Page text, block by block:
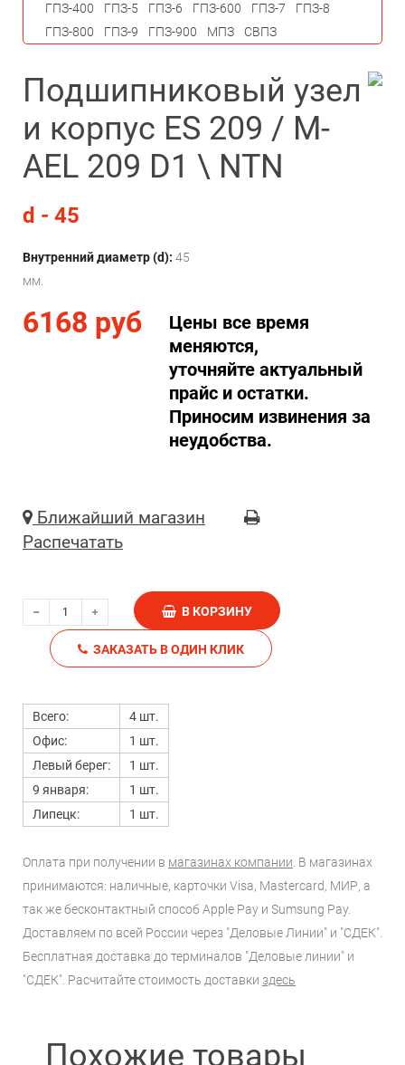
Подшипниковый узел
и корпус ES 209 / M-
AEL 209 D1 \ NTN
d - 45
Внутренний диаметр (d): 45
мм.
6168 руб
Цены все время
меняются,
уточняйте актуальный
прайс и остатки.
Приносим извинения за
неудобства.
Ближайший магазин
Распечатать
В КОРЗИНУ
ЗАКАЗАТЬ В ОДИН КЛИК
Всего:
4 шт.
Офис:
1 шт.
Левый берег:
1 шт.
9 января:
1 шт.
Липецк:
1 шт.
Оплата при получении в магазинах компании . В магазинах
принимаются: наличные, карточки Visa, Mastercard, МИР, а
так же бесконтактный способ Apple Pay и Sumsung Pay.
Доставляем по всей России через "Деловые Линии" и "СДЕК".
Бесплатная доставка до терминалов "Деловые линии" и
"СДЕК". Расчитайте стоимость доставки здесь
Похожие товары
ГПЗ-400
ГПЗ-5 ГПЗ-6 ГПЗ-600 ГПЗ-7
ГПЗ-8
ГПЗ-800
ГПЗ-9 ГПЗ-900 МПЗ СВПЗ